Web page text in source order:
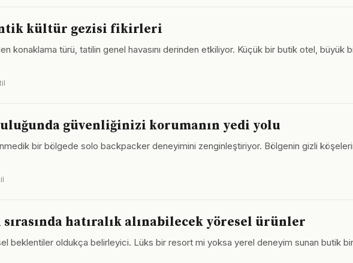
kültür gezisi fikirleri
konaklama türü, tatilin genel havasını derinden etkiliyor. Küçük bir butik otel, büyük
güvenliğinizi korumanın yedi yolu
bir bölgede solo backpacker deneyimini zenginleştiriyor. Bölgenin gizli
hatıralık alınabilecek yöresel ürünler
beklentiler oldukça belirleyici. Lüks bir resort mi yoksa yerel deneyim sunan butik